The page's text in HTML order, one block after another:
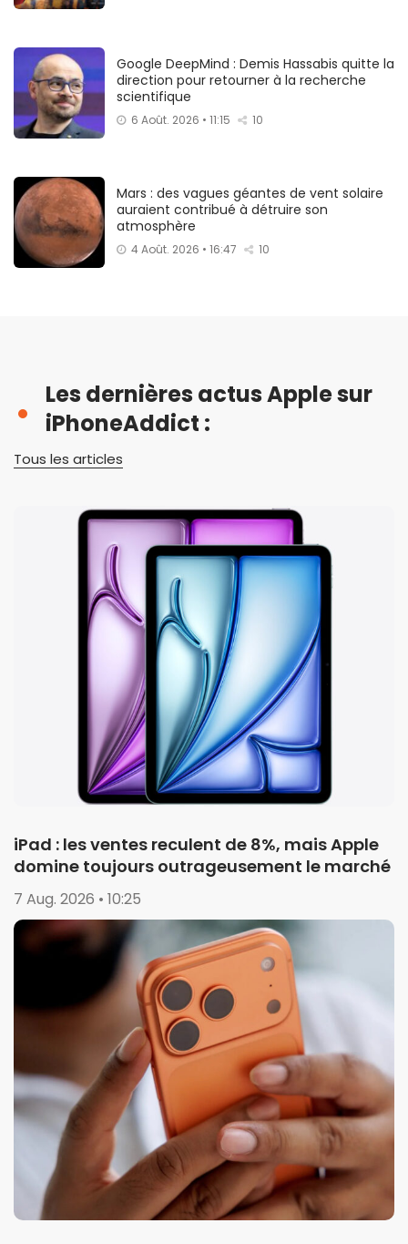
Google DeepMind : Demis Hassabis quitte la
direction pour retourner à la recherche
scientifique
6 Août. 2026 • 11:15 10
Mars : des vagues géantes de vent solaire
auraient contribué à détruire son
atmosphère
4 Août. 2026 • 16:47 10
Les dernières actus Apple sur
iPhoneAddict :
Tous les articles
iPad : les ventes reculent de 8%, mais Apple
domine toujours outrageusement le marché
7 Aug. 2026 • 10:25